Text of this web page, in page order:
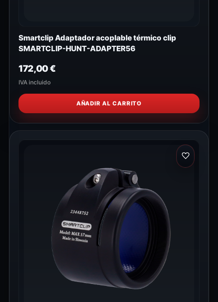
Smartclip Adaptador acoplable térmico clip
SMARTCLIP-HUNT-ADAPTER56
172,00€
IVA incluido
AÑADIR AL CARRITO